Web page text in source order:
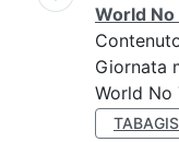
World No
Giornata
World No